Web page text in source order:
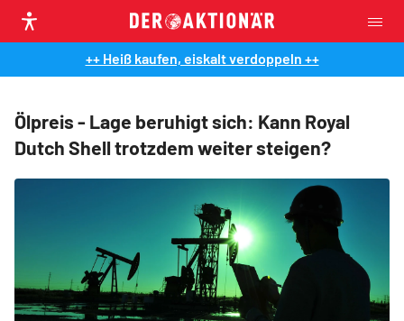
++ Heiß kaufen, eiskalt verdoppeln ++
Ölpreis - Lage beruhigt sich: Kann Royal
Dutch Shell trotzdem weiter steigen?